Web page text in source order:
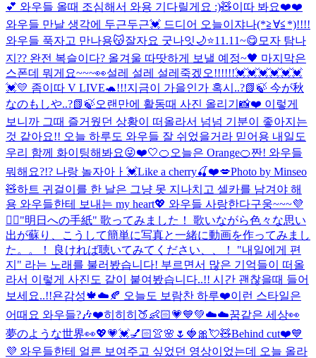
💕 와우들 올때 조심해서 와용 기다릴게요 :)🧸이따 봐요❤️❤️
와우들 만날 생각에 두근두근💓 드디어 오늘이쟈나(*≧∀≦*)!!!!
와우들 푹자고 만나용😽잘자요 굿나잇🌙⭐️11.11~😋 모자 탐나
지?? 완전 복슬이다? 올겨울 따땃하게 보낼 예정~🖤 마지막은
스폰데 뭐게요~~~👀설레 설레 설레죽겠오!!!!!!💓💓💓💓💓💓
💓💛 좀이따 V LIVE🐢!!!지금이 가을인가 혹시..?📗🍃 今が秋
なのもしや..?📗🍃오랜만에 활동때 사진 올리기📸❤️ 이렇게
보니까 그때 즐거웠던 상황이 떠올라서 넘넘 기분이 좋아지는
것 같아요!! 오늘 하루도 와우들 잘 쉬었을거라 믿어용 내일도
우리 함께 화이팅해봐요😜❤️🤍🍊오늘은 Orange🍊짠! 와우들
뭐해요?!? 나랑 놀자아ㅏ💓Like a cherry🍒❤️💋Photo by Minseo
🧸하트 귀걸이를 한 날은 그냥 못 지나치고 셀카를 남겨야 해
용 와우들한테 보내는 my heart💖 와우들 사랑한다구웅~~~💜
🙆‍♀️"明日への手紙" 歌ってみました！ 歌いながら色々な思い
出が蘇り、こうして簡単に写真と一緒に動画を作ってみまし
た。。！ 良ければ聴いてみてください、、！ "내일에게 편
지" 라는 노래를 불러봤습니다! 부르면서 많은 기억들이 떠올
라서 이렇게 사진도 같이 붙여봤습니다..!! 시간 괜찮을때 들어
보세요..!!욘감성🍁☁️🍂 오늘도 보람찬 하루❤️이런 스타일은
어때요 와우들?🎶❤️히히히🍑👶🏻💗💙💚☁️☁️꿈같은 세상👀
夢のような世界👀💖💗💓💅🏻👚🌸🌷🍓🎀💘🧸Behind cut❤️💙
💜 와우들한테 얼른 보여주고 싶었던 영상이었는데 오늘 올라